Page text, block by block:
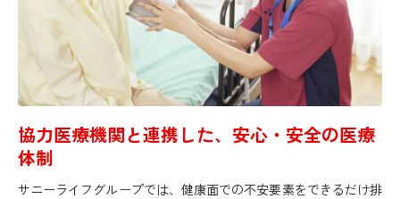
協力医療機関と連携した、安心・安全の医療
体制
サニーライフグループでは、健康面での不安要素をできるだけ排